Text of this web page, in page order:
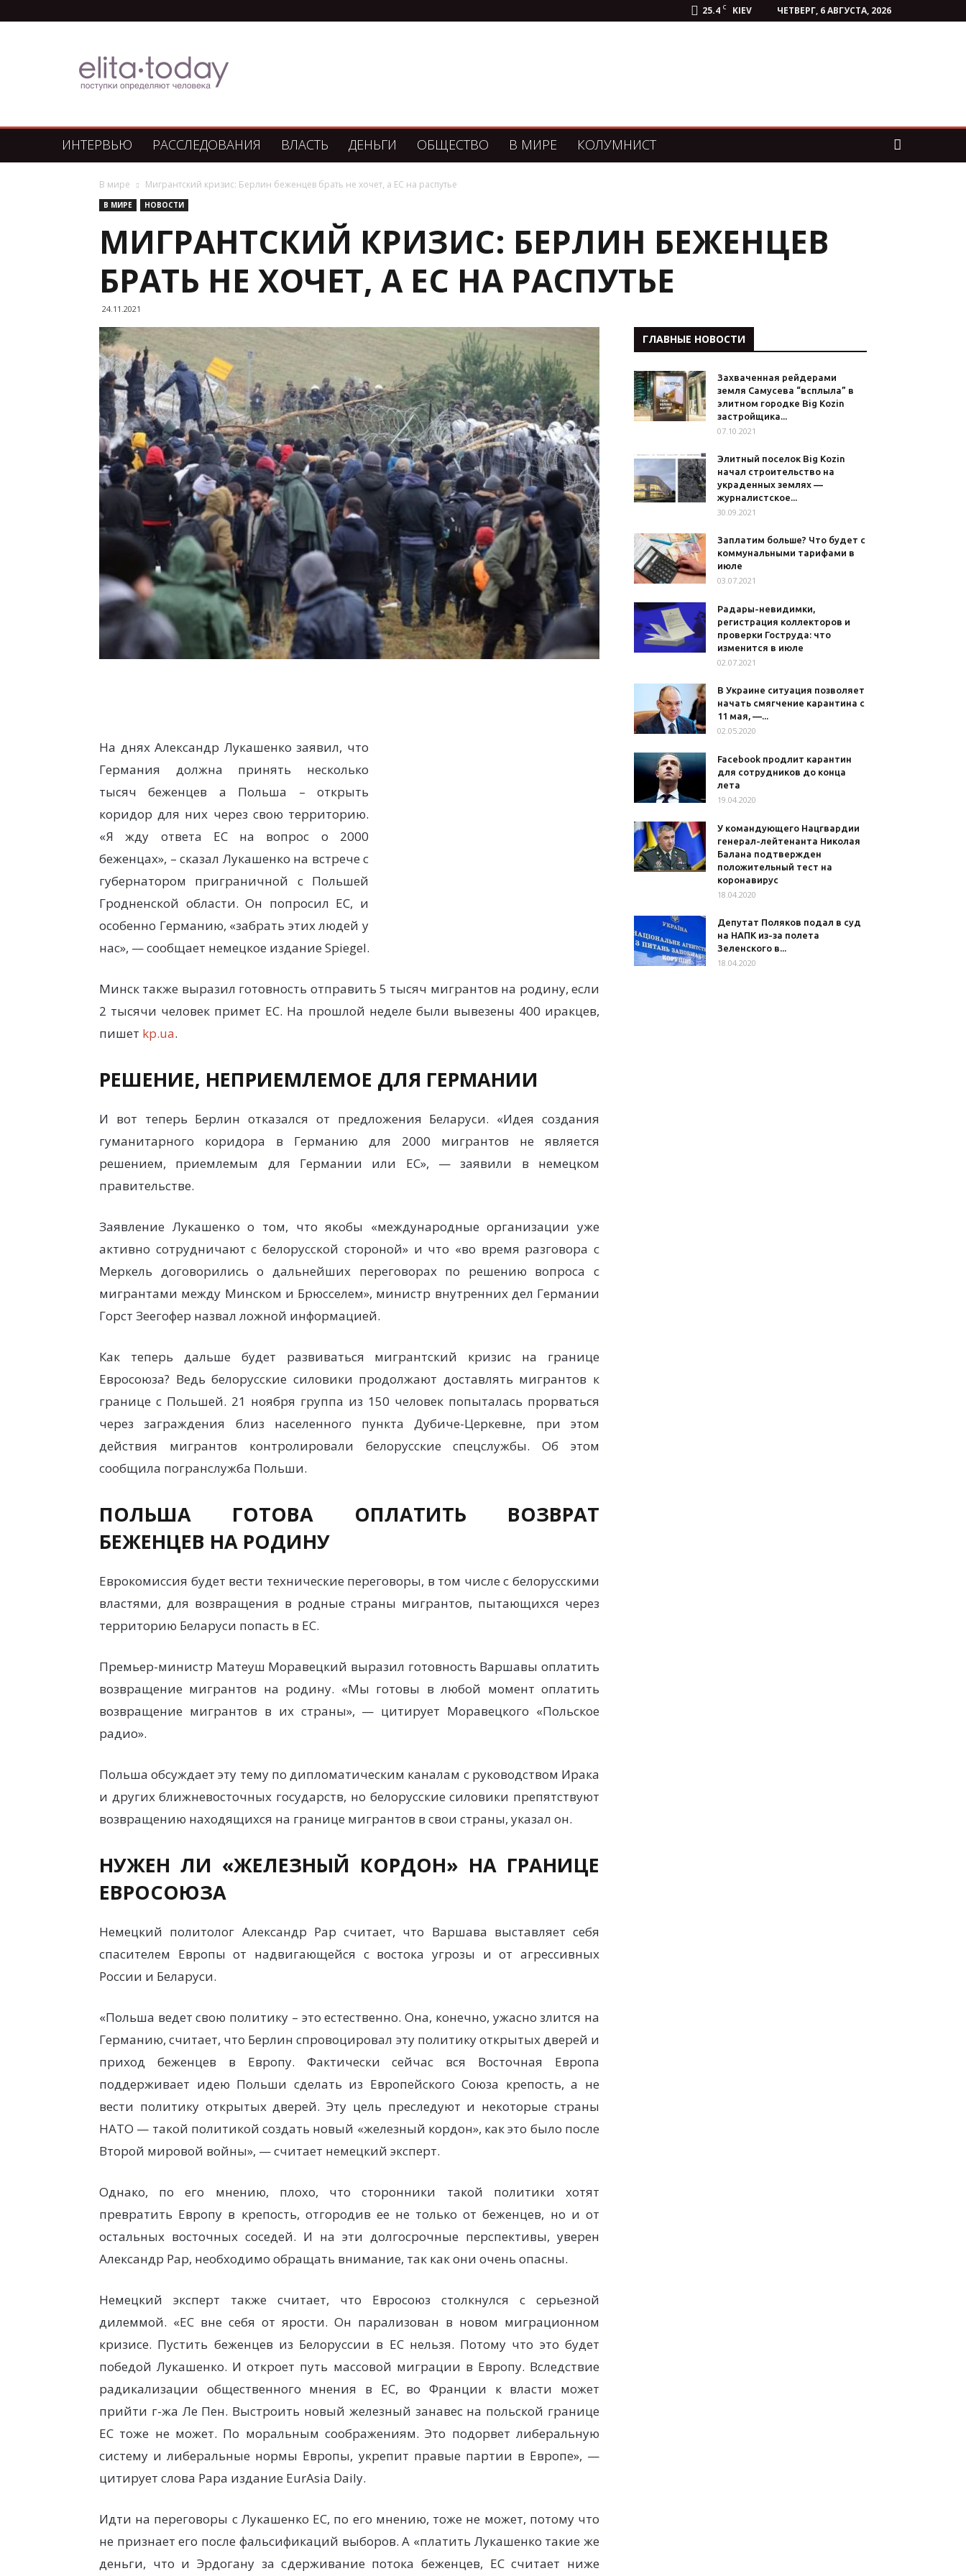
25.4 C KIEV ЧЕТВЕРГ, 6 АВГУСТА, 2026
Сегодня
ИНТЕРВЬЮ РАССЛЕДОВАНИЯ ВЛАСТЬ ДЕНЬГИ ОБЩЕСТВО В МИРЕ КОЛУМНИСТ
В мире Мигрантский кризис: Берлин беженцев брать не хочет, а ЕС на распутье
В МИРЕ НОВОСТИ
МИГРАНТСКИЙ КРИЗИС: БЕРЛИН БЕЖЕНЦЕВ
БРАТЬ НЕ ХОЧЕТ, А ЕС НА РАСПУТЬЕ
24.11.2021
На днях Александр Лукашенко заявил, что
Германия должна принять несколько
тысяч беженцев а Польша – открыть
коридор для них через свою территорию.
«Я жду ответа ЕС на вопрос о 2000
беженцах», – сказал Лукашенко на встрече с
губернатором приграничной с Польшей
Гродненской области. Он попросил ЕС, и
особенно Германию, «забрать этих людей у
нас», — сообщает немецкое издание Spiegel.
Минск также выразил готовность отправить 5 тысяч мигрантов на родину, если
2 тысячи человек примет ЕС. На прошлой неделе были вывезены 400 иракцев,
пишет kp.ua.
РЕШЕНИЕ, НЕПРИЕМЛЕМОЕ ДЛЯ ГЕРМАНИИ
И вот теперь Берлин отказался от предложения Беларуси. «Идея создания
гуманитарного коридора в Германию для 2000 мигрантов не является
решением, приемлемым для Германии или ЕС», — заявили в немецком
правительстве.
Заявление Лукашенко о том, что якобы «международные организации уже
активно сотрудничают с белорусской стороной» и что «во время разговора с
Меркель договорились о дальнейших переговорах по решению вопроса с
мигрантами между Минском и Брюсселем», министр внутренних дел Германии
Горст Зеегофер назвал ложной информацией.
Как теперь дальше будет развиваться мигрантский кризис на границе
Евросоюза? Ведь белорусские силовики продолжают доставлять мигрантов к
границе с Польшей. 21 ноября группа из 150 человек попыталась прорваться
через заграждения близ населенного пункта Дубиче-Церкевне, при этом
действия мигрантов контролировали белорусские спецслужбы. Об этом
сообщила погранслужба Польши.
ПОЛЬША ГОТОВА ОПЛАТИТЬ ВОЗВРАТ
БЕЖЕНЦЕВ НА РОДИНУ
Еврокомиссия будет вести технические переговоры, в том числе с белорусскими
властями, для возвращения в родные страны мигрантов, пытающихся через
территорию Беларуси попасть в ЕС.
Премьер-министр Матеуш Моравецкий выразил готовность Варшавы оплатить
возвращение мигрантов на родину. «Мы готовы в любой момент оплатить
возвращение мигрантов в их страны», — цитирует Моравецкого «Польское
радио».
Польша обсуждает эту тему по дипломатическим каналам с руководством Ирака
и других ближневосточных государств, но белорусские силовики препятствуют
возвращению находящихся на границе мигрантов в свои страны, указал он.
НУЖЕН ЛИ «ЖЕЛЕЗНЫЙ КОРДОН» НА ГРАНИЦЕ
ЕВРОСОЮЗА
Немецкий политолог Александр Рар считает, что Варшава выставляет себя
спасителем Европы от надвигающейся с востока угрозы и от агрессивных
России и Беларуси.
«Польша ведет свою политику – это естественно. Она, конечно, ужасно злится на
Германию, считает, что Берлин спровоцировал эту политику открытых дверей и
приход беженцев в Европу. Фактически сейчас вся Восточная Европа
поддерживает идею Польши сделать из Европейского Союза крепость, а не
вести политику открытых дверей. Эту цель преследуют и некоторые страны
НАТО — такой политикой создать новый «железный кордон», как это было после
Второй мировой войны», — считает немецкий эксперт.
Однако, по его мнению, плохо, что сторонники такой политики хотят
превратить Европу в крепость, отгородив ее не только от беженцев, но и от
остальных восточных соседей. И на эти долгосрочные перспективы, уверен
Александр Рар, необходимо обращать внимание, так как они очень опасны.
Немецкий эксперт также считает, что Евросоюз столкнулся с серьезной
дилеммой. «ЕС вне себя от ярости. Он парализован в новом миграционном
кризисе. Пустить беженцев из Белоруссии в ЕС нельзя. Потому что это будет
победой Лукашенко. И откроет путь массовой миграции в Европу. Вследствие
радикализации общественного мнения в ЕС, во Франции к власти может
прийти г-жа Ле Пен. Выстроить новый железный занавес на польской границе
ЕС тоже не может. По моральным соображениям. Это подорвет либеральную
систему и либеральные нормы Европы, укрепит правые партии в Европе», —
цитирует слова Рара издание EurAsia Daily.
Идти на переговоры с Лукашенко ЕС, по его мнению, тоже не может, потому что
не признает его после фальсификаций выборов. А «платить Лукашенко такие же
деньги, что и Эрдогану за сдерживание потока беженцев, ЕС считает ниже
ГЛАВНЫЕ НОВОСТИ
Захваченная рейдерами
земля Самусева “всплыла” в
элитном городке Big Kozin
застройщика...
07.10.2021
Элитный поселок Big Kozin
начал строительство на
украденных землях —
журналистское...
30.09.2021
Заплатим больше? Что будет с
коммунальными тарифами в
июле
03.07.2021
Радары-невидимки,
регистрация коллекторов и
проверки Гоструда: что
изменится в июле
02.07.2021
В Украине ситуация позволяет
начать смягчение карантина с
11 мая, —...
02.05.2020
Facebook продлит карантин
для сотрудников до конца
лета
19.04.2020
У командующего Нацгвардии
генерал-лейтенанта Николая
Балана подтвержден
положительный тест на
коронавирус
18.04.2020
Депутат Поляков подал в суд
на НАПК из-за полета
Зеленского в...
18.04.2020